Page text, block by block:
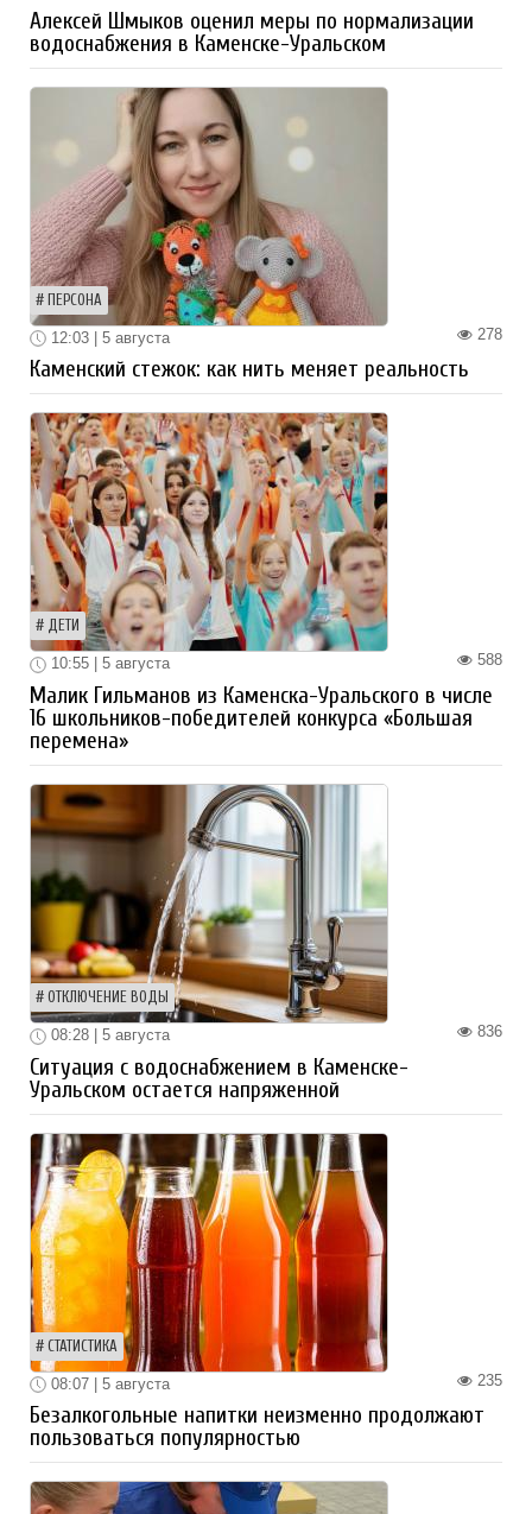
Алексей Шмыков оценил меры по нормализации
водоснабжения в Каменске-Уральском
ПЕРСОНА
278
12:03 | 5 августа
Каменский стежок: как нить меняет реальность
ДЕТИ
588
10:55 | 5 августа
Малик Гильманов из Каменска-Уральского в числе
16 школьников-победителей конкурса «Большая
перемена»
ОТКЛЮЧЕНИЕ ВОДЫ
836
08:28 | 5 августа
Ситуация с водоснабжением в Каменске-
Уральском остается напряженной
СТАТИСТИКА
235
08:07 | 5 августа
Безалкогольные напитки неизменно продолжают
пользоваться популярностью